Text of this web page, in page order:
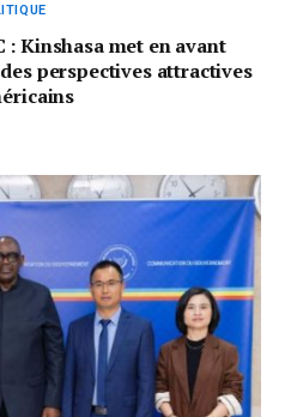
: Kinshasa met en avant
perspectives attractives